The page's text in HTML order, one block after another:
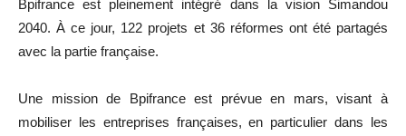
Bpifrance est pleinement intégré dans la vision Simandou
2040. À ce jour, 122 projets et 36 réformes ont été partagés
avec la partie française.
Une mission de Bpifrance est prévue en mars, visant à
mobiliser les entreprises françaises, en particulier dans les